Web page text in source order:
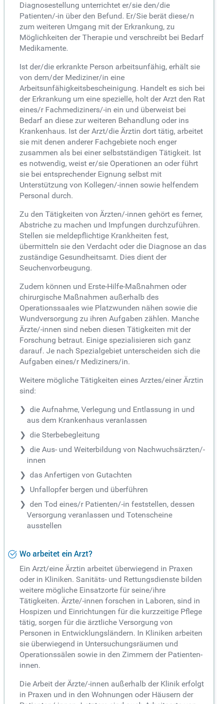
Diagnosestellung unterrichtet er/sie den/die
Patienten/-in über den Befund. Er/Sie berät diese/n
zum weiteren Umgang mit der Erkrankung, zu
Möglichkeiten der Therapie und verschreibt bei Bedarf
Medikamente.
Ist der/die erkrankte Person arbeitsunfähig, erhält sie
von dem/der Mediziner/in eine
Arbeitsunfähigkeitsbescheinigung. Handelt es sich bei
der Erkrankung um eine spezielle, holt der Arzt den Rat
eines/r Fachmediziners/-in ein und überweist bei
Bedarf an diese zur weiteren Behandlung oder ins
Krankenhaus. Ist der Arzt/die Ärztin dort tätig, arbeitet
sie mit denen anderer Fachgebiete noch enger
zusammen als bei einer selbstständigen Tätigkeit. Ist
es notwendig, weist er/sie Operationen an oder führt
sie bei entsprechender Eignung selbst mit
Unterstützung von Kollegen/-innen sowie helfendem
Personal durch.
Zu den Tätigkeiten von Ärzten/-innen gehört es ferner,
Abstriche zu machen und Impfungen durchzuführen.
Stellen sie meldepflichtige Krankheiten fest,
übermitteln sie den Verdacht oder die Diagnose an das
zuständige Gesundheitsamt. Dies dient der
Seuchenvorbeugung.
Zudem können und Erste-Hilfe-Maßnahmen oder
chirurgische Maßnahmen außerhalb des
Operationssaales wie Platzwunden nähen sowie die
Wundversorgung zu ihren Aufgaben zählen. Manche
Ärzte/-innen sind neben diesen Tätigkeiten mit der
Forschung betraut. Einige spezialisieren sich ganz
darauf. Je nach Spezialgebiet unterscheiden sich die
Aufgaben eines/r Mediziners/in.
Weitere mögliche Tätigkeiten eines Arztes/einer Ärztin
sind:
die Aufnahme, Verlegung und Entlassung in und
aus dem Krankenhaus veranlassen
die Sterbebegleitung
die Aus- und Weiterbildung von Nachwuchsärzten/-
innen
das Anfertigen von Gutachten
Unfallopfer bergen und überführen
den Tod eines/r Patienten/-in feststellen, dessen
Versorgung veranlassen und Totenscheine
ausstellen
Wo arbeitet ein Arzt?
Ein Arzt/eine Ärztin arbeitet überwiegend in Praxen
oder in Kliniken. Sanitäts- und Rettungsdienste bilden
weitere mögliche Einsatzorte für seine/ihre
Tätigkeiten. Ärzte/-innen forschen in Laboren, sind in
Hospizen und Einrichtungen für die kurzzeitige Pflege
tätig, sorgen für die ärztliche Versorgung von
Personen in Entwicklungsländern. In Kliniken arbeiten
sie überwiegend in Untersuchungsräumen und
Operationssälen sowie in den Zimmern der Patienten-
innen.
Die Arbeit der Ärzte/-innen außerhalb der Klinik erfolgt
in Praxen und in den Wohnungen oder Häusern der